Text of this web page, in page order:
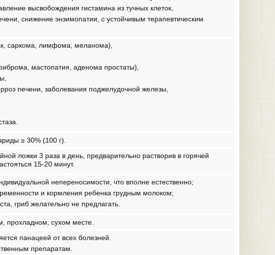
высвобожде­ния гистамина из тучных клеток,
снижение энзимопатии, с устойчивым терапевтическим
саркома, лимфома, меланома),
мастопа­тия, аденома простаты),
печени, заболевания поджелудочной железы,
≥ 30% (100 г).
ложки 3 раза в день, предварительно растворив в горячей
15-20 минут.
непереносимости, что вполне естественно;
и кормления ребенка грудным молоком;
гриб желательно не предлагать.
прохладном, сухом месте.
панацеей от всех болезней.
препаратам.